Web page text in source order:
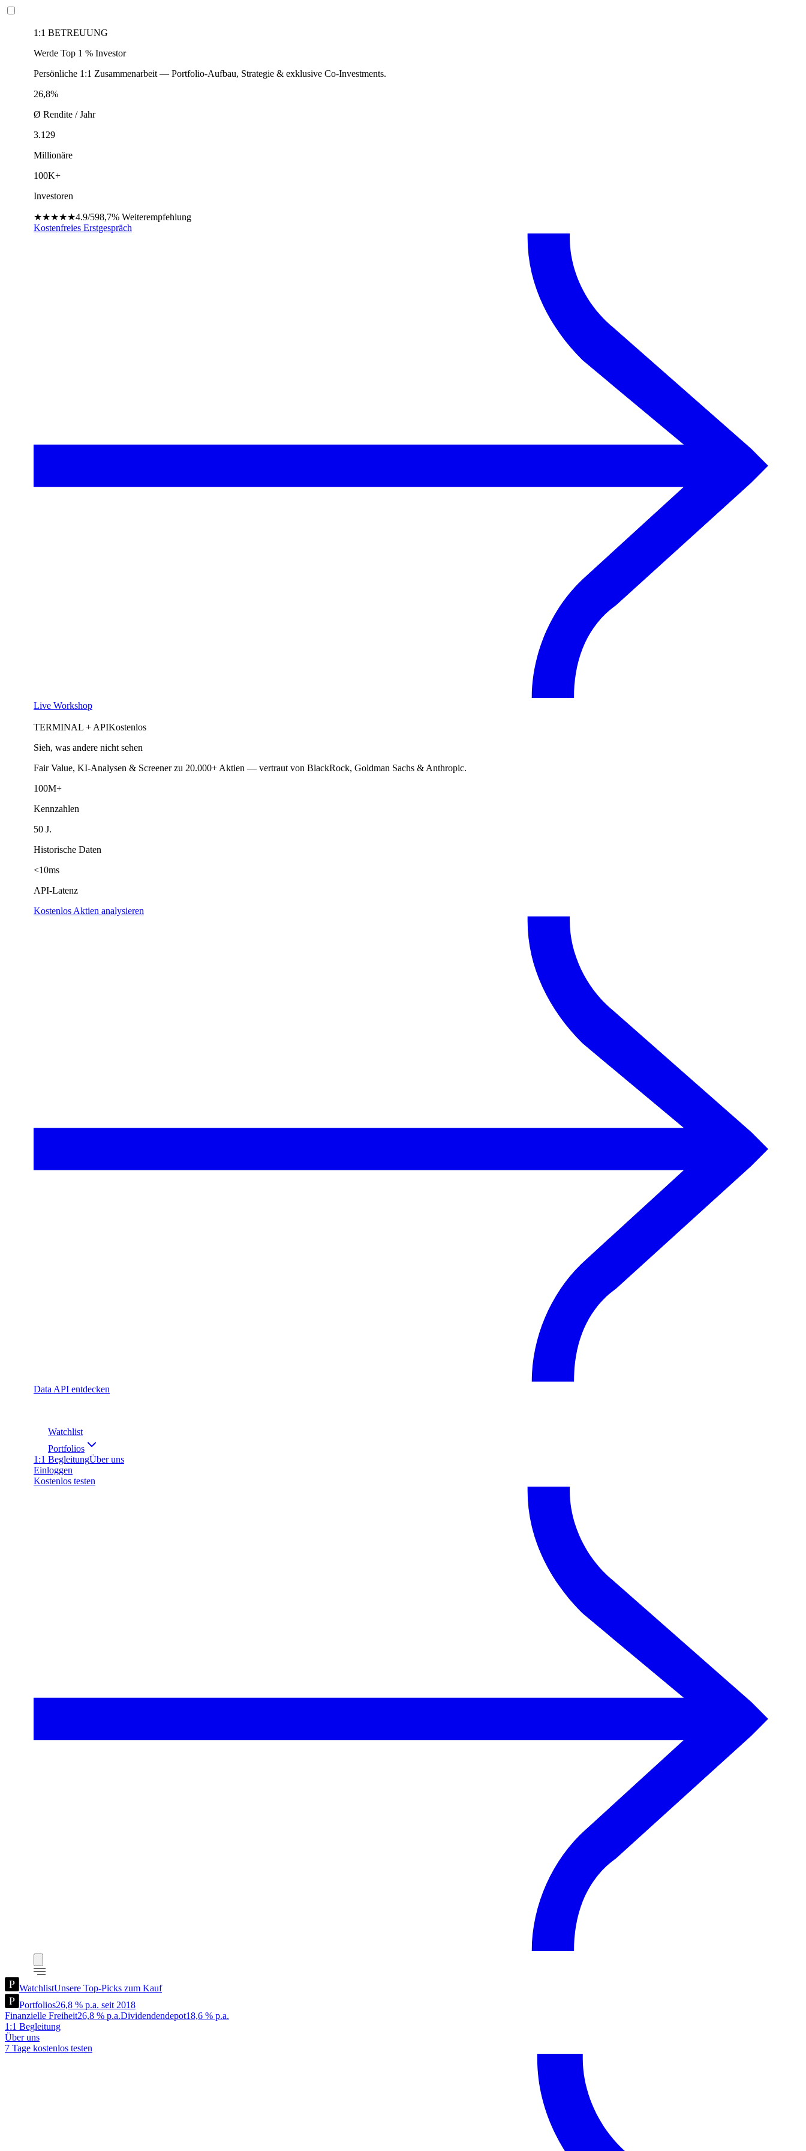
1:1 BETREUUNG
Werde Top 1 % Investor
Persönliche 1:1 Zusammenarbeit — Portfolio-Aufbau, Strategie & exklusive Co-Investments.
26,8%
Ø Rendite / Jahr
3.129
Millionäre
100K+
Investoren
★★★★★4.9/598,7% Weiterempfehlung
Kostenfreies Erstgespräch
Live Workshop
TERMINAL + APIKostenlos
Sieh, was andere nicht sehen
Fair Value, KI-Analysen & Screener zu 20.000+ Aktien — vertraut von BlackRock, Goldman Sachs & Anthropic.
100M+
Kennzahlen
50 J.
Historische Daten
<10ms
API-Latenz
Kostenlos Aktien analysieren
Data API entdecken
Watchlist
Portfolios
1:1 BegleitungÜber uns
Einloggen
Kostenlos testen
WatchlistUnsere Top-Picks zum Kauf
Portfolios26,8 % p.a. seit 2018
Finanzielle Freiheit26,8 % p.a.Dividendendepot18,6 % p.a.
1:1 Begleitung
Über uns
7 Tage kostenlos testen